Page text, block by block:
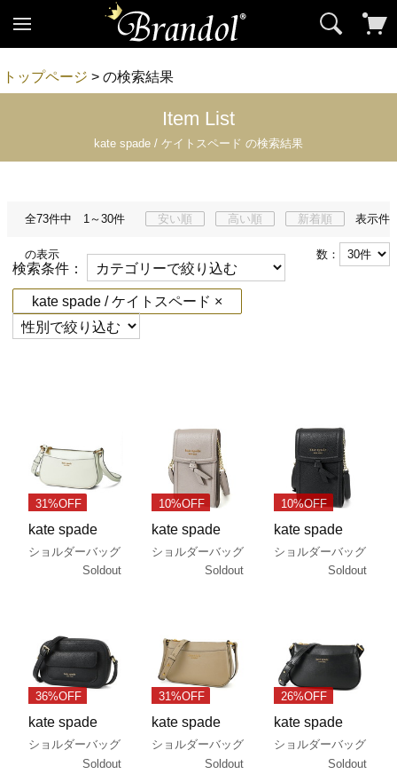
トップページ > の検索結果
Item List
kate spade / ケイトスペード の検索結果
全73件中 1～30件
の表示
安い順 高い順 新着順 表示件
数：
検索条件：
kate spade / ケイトスペード ×
31%OFF
kate spade
ショルダーバッグ
Soldout
10%OFF
kate spade
ショルダーバッグ
Soldout
10%OFF
kate spade
ショルダーバッグ
Soldout
36%OFF
kate spade
ショルダーバッグ
Soldout
31%OFF
kate spade
ショルダーバッグ
Soldout
26%OFF
kate spade
ショルダーバッグ
Soldout